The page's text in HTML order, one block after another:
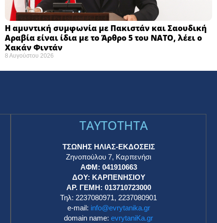
Η αμυντική συμφωνία με Πακιστάν και Σαουδική
Αραβία είναι ίδια με το Άρθρο 5 του ΝΑΤΟ, λέει ο
Χακάν Φιντάν
8 Αυγούστου 2026
TAYTOTHTA
ΤΣΩΝΗΣ ΗΛΙΑΣ-ΕΚΔΟΣΕΙΣ
Ζηνοπούλου 7, Καρπενήσι
ΑΦΜ: 041910663
ΔΟΥ: ΚΑΡΠΕΝΗΣΙΟΥ
ΑΡ. ΓΕΜΗ: 013710723000
Τηλ: 2237080971, 2237080901
e-mail: info@evrytanika.gr
domain name: evrytaniKa.gr